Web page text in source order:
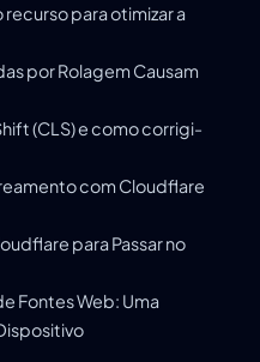
recurso para otimizar a
por Rolagem Causam
(CLS) e como corrigi-
com Cloudflare
para Passar no
Fontes Web: Uma